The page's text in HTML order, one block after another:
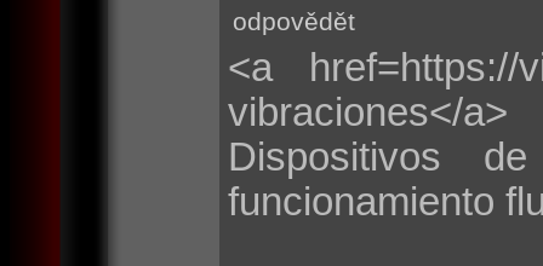
odpovědět
<a href=https://
vibraciones</a>
Dispositivos
funcionamiento